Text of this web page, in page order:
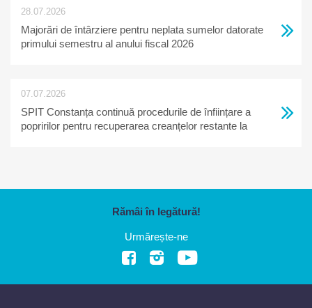
28.07.2026
Majorări de întârziere pentru neplata sumelor datorate
primului semestru al anului fiscal 2026
07.07.2026
SPIT Constanța continuă procedurile de înființare a
popririlor pentru recuperarea creanțelor restante la
Rămâi în legătură!
Urmărește-ne